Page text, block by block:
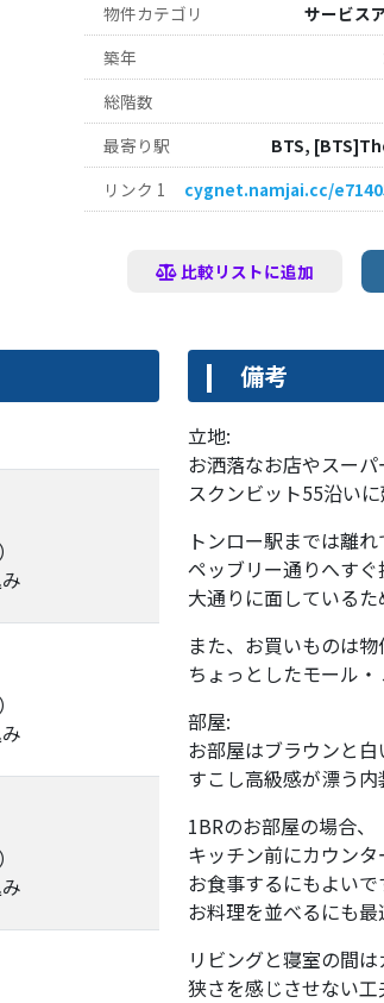
物件カテゴリ サービス
築年
総階数
最寄り駅
BTS,
リンク 1
cygnet.namjai.cc/
比較リストに追加
備考
立地:
お洒落なお店やスー
スクンビット55沿い
トンロー駅までは離
ペッブリー通りへすぐ
大通りに面しているた
また、お買いものは
ちょっとしたモール
部屋:
お部屋はブラウンと
すこし高級感が漂う内
1BRのお部屋の場合、
キッチン前にカウンタ
お食事するにもよい
お料理を並べるにも最
リビングと寝室の間
狭さを感じさせない工